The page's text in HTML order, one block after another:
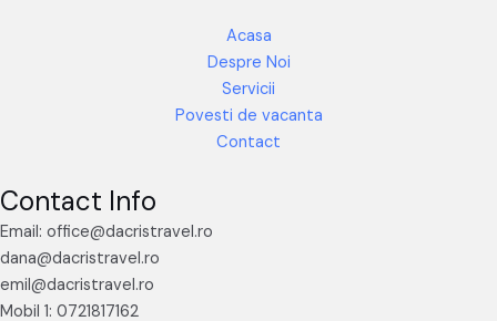
Acasa
Despre Noi
Servicii
Povesti de vacanta
Contact
Contact Info
Email: office@dacristravel.ro
dana@dacristravel.ro
emil@dacristravel.ro
Mobil 1: 0721817162